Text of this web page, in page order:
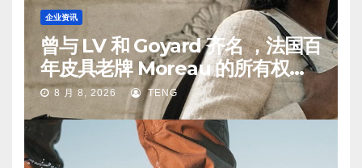
企业资讯
曾与 LV 和 Goyard 齐名 ，法国百
年皮具老牌 Moreau 的所有权易
手8 月 8, 2026 TENG